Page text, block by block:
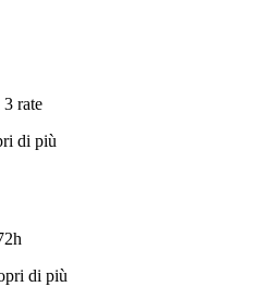
rate
di più
di più